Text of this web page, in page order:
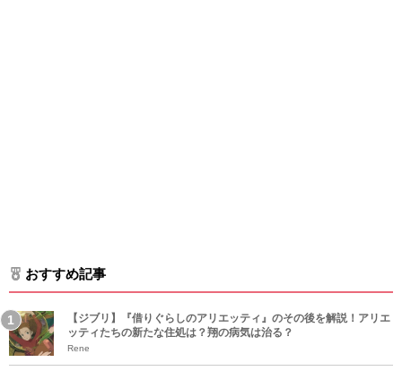
おすすめ記事
【ジブリ】『借りぐらしのアリエッティ』のその後を解説！アリエ
ッティたちの新たな住処は？翔の病気は治る？
Rene